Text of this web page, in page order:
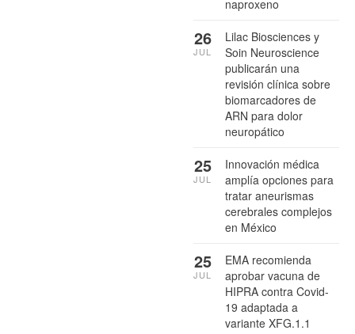
naproxeno
Lilac Biosciences y
Soin Neuroscience
publicarán una
revisión clínica sobre
biomarcadores de
ARN para dolor
neuropático
26
JUL
Innovación médica
amplía opciones para
tratar aneurismas
cerebrales complejos
en México
25
JUL
EMA recomienda
aprobar vacuna de
HIPRA contra Covid-
19 adaptada a
variante XFG.1.1
25
JUL